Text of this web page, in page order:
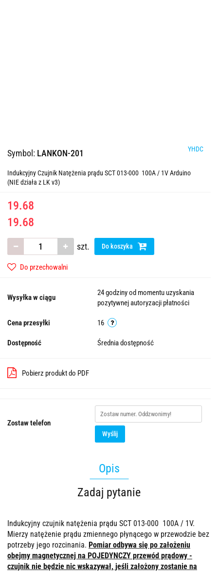
Symbol: LANKON-201 YHDC
Indukcyjny Czujnik Natężenia prądu SCT 013-000 100A / 1V Arduino
(NIE działa z LK v3)
19.68
19.68
szt. Do koszyka
Do przechowalni
Wysyłka w ciągu
24 godziny od momentu uzyskania
pozytywnej autoryzacji płatności
Cena przesyłki 16
Dostępność Średnia dostępność
Pobierz produkt do PDF
Zostaw telefon
Wyślij
Opis
Zadaj pytanie
Indukcyjny czujnik natężenia prądu SCT 013-000 100A / 1V.
Mierzy natężenie prądu zmiennego płynącego w przewodzie bez
potrzeby jego rozcinania. Pomiar odbywa się po założeniu
obejmy magnetycznej na POJEDYNCZY przewód prądowy -
czujnik nie będzie nic wskazywał, jeśli założony zostanie na